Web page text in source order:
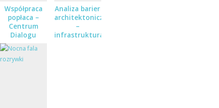
Współpraca
popłaca –
Centrum
Dialogu
Społecznego
otwarte!
Analiza barier
architektoniczno
–
infrastrukturalnych